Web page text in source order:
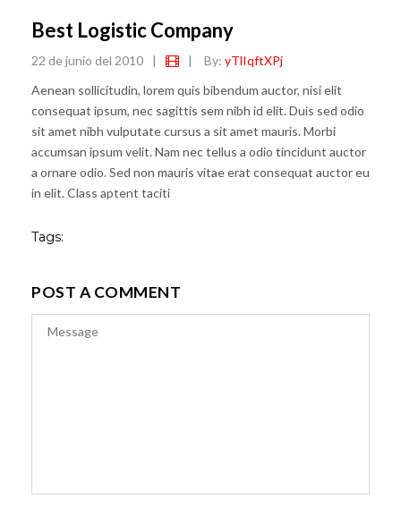
Best Logistic Company
22 de junio del 2010 | | By: yTlIqftXPj
Aenean sollicitudin, lorem quis bibendum auctor, nisi elit
consequat ipsum, nec sagittis sem nibh id elit. Duis sed odio
sit amet nibh vulputate cursus a sit amet mauris. Morbi
accumsan ipsum velit. Nam nec tellus a odio tincidunt auctor
a ornare odio. Sed non mauris vitae erat consequat auctor eu
in elit. Class aptent taciti
Tags:
POST A COMMENT